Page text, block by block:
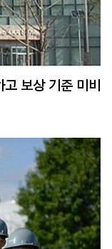
보상 기준 미비